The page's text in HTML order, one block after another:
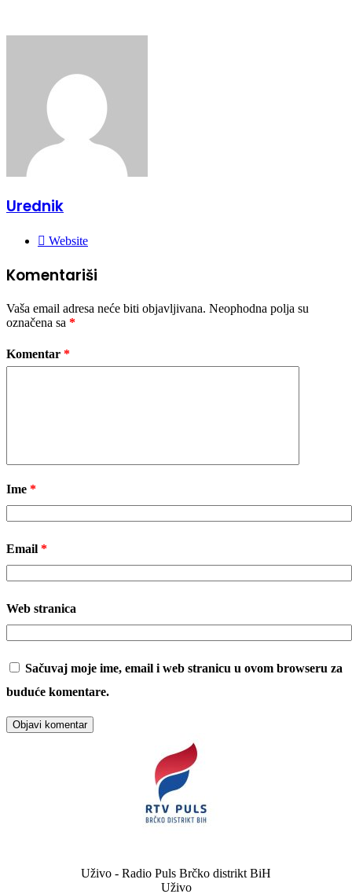
Urednik
Website
Komentariši
Vaša email adresa neće biti objavljivana. Neophodna polja su
označena sa *
Komentar *
Ime *
Email *
Web stranica
Sačuvaj moje ime, email i web stranicu u ovom browseru za
buduće komentare.
Uživo - Radio Puls Brčko distrikt BiH
Uživo